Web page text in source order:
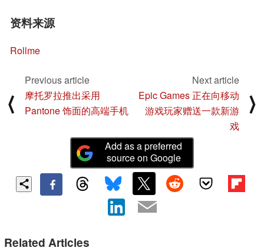
资料来源
Rollme
⟨
Previous article
摩托罗拉推出采用
Pantone 饰面的高端手机
Next article
Epic Games 正在向移动
游戏玩家赠送一款新游
戏
⟩
Add as a preferred
source on Google
Related Articles